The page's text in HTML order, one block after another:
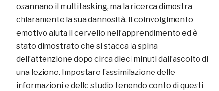
osannano il multitasking, ma la ricerca dimostra
chiaramente la sua dannosità. Il coinvolgimento
emotivo aiuta il cervello nell’apprendimento ed è
stato dimostrato che si stacca la spina
dell’attenzione dopo circa dieci minuti dall’ascolto di
una lezione. Impostare l’assimilazione delle
informazioni e dello studio tenendo conto di questi